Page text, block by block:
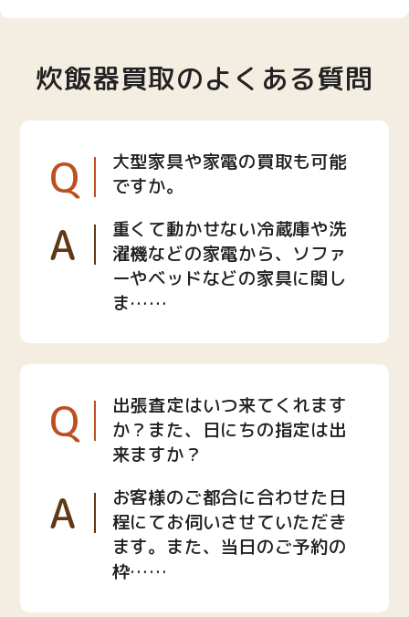
炊飯器買取のよくある質問
Q
大型家具や家電の買取も可能
ですか。
A
重くて動かせない冷蔵庫や洗
濯機などの家電から、ソファ
ーやベッドなどの家具に関し
ま……
Q
出張査定はいつ来てくれます
か？また、日にちの指定は出
来ますか？
A
お客様のご都合に合わせた日
程にてお伺いさせていただき
ます。また、当日のご予約の
枠……